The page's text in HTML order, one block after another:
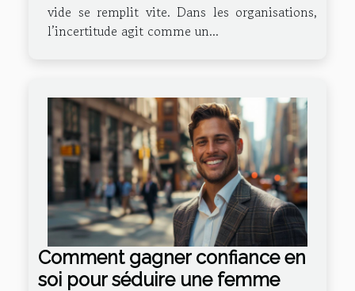
vide se remplit vite. Dans les organisations,
l’incertitude agit comme un...
Comment gagner confiance en
soi pour séduire une femme